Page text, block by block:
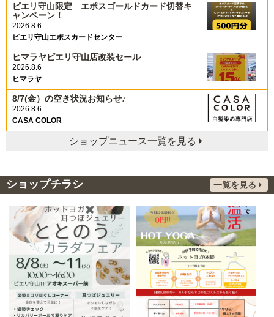
ピエリ守山限定 エポスゴールドカード切替キ
ャンペーン！
2026.8.6
ピエリ守山エポスカードセンター
ヒマラヤピエリ守山店改装セール
2026.8.6
ヒマラヤ
8/7(金）の空き状況お知らせ♪
2026.8.6
CASA COLOR
ショップニュース一覧を見る
ショップチラシ 一覧を見る